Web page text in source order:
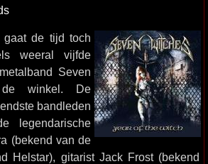
gaat de tijd toch
weeral vijfde
Seven
winkel. De
bandleden
legendarische
(bekend van de
Helstar), gitarist Jack Frost (bekend